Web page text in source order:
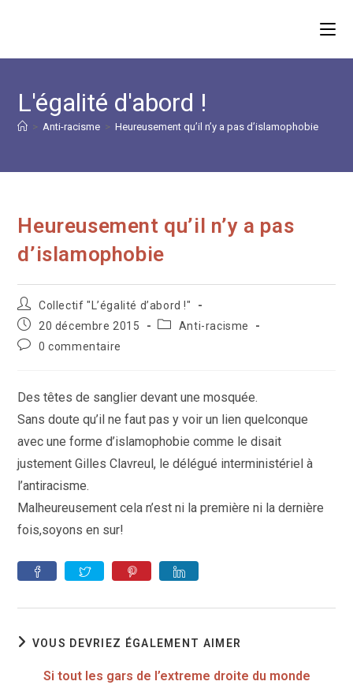
L'égalité d'abord !
> Anti-racisme > Heureusement qu’il n’y a pas d’islamophobie
Heureusement qu’il n’y a pas
d’islamophobie
Auteur/autrice
de
la
publication :
Collectif "L’égalité d’abord !"
Publication
publiée :
20 décembre 2015
PostAnti-racisme
Commentaires
0 commentaire
Des têtes de sanglier devant une mosquée.
Sans doute qu’il ne faut pas y voir un lien quelconque
avec une forme d’islamophobie comme le disait
justement Gilles Clavreul, le délégué interministériel à
l’antiracisme.
Malheureusement cela n’est ni la première ni la dernière
fois,soyons en sur!
VOUS DEVRIEZ ÉGALEMENT AIMER
Si tout les gars de l’extreme droite du monde